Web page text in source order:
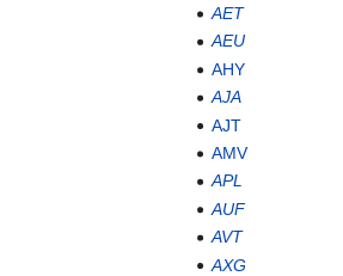
AET
AEU
AHY
AJA
AJT
AMV
APL
AUF
AVT
AXG